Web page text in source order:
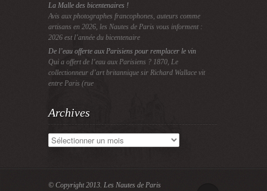
La Malle des bicentenaires !
Avis aux photographes francophones, auteurs comme
artisans en 2026, les Nautes de Paris vous informent :
2026 est l’année du bicentenaire
De l’eau offerte aux Parisiens pour remplacer le vin
Qui a offert de l’eau aux Parisiens ? 1870, Le
collectionneur d’art britannique sir Richard Wallace vit
entre Paris (rue
Archives
Archives
© Copyright 2013. Les Nautes de Paris